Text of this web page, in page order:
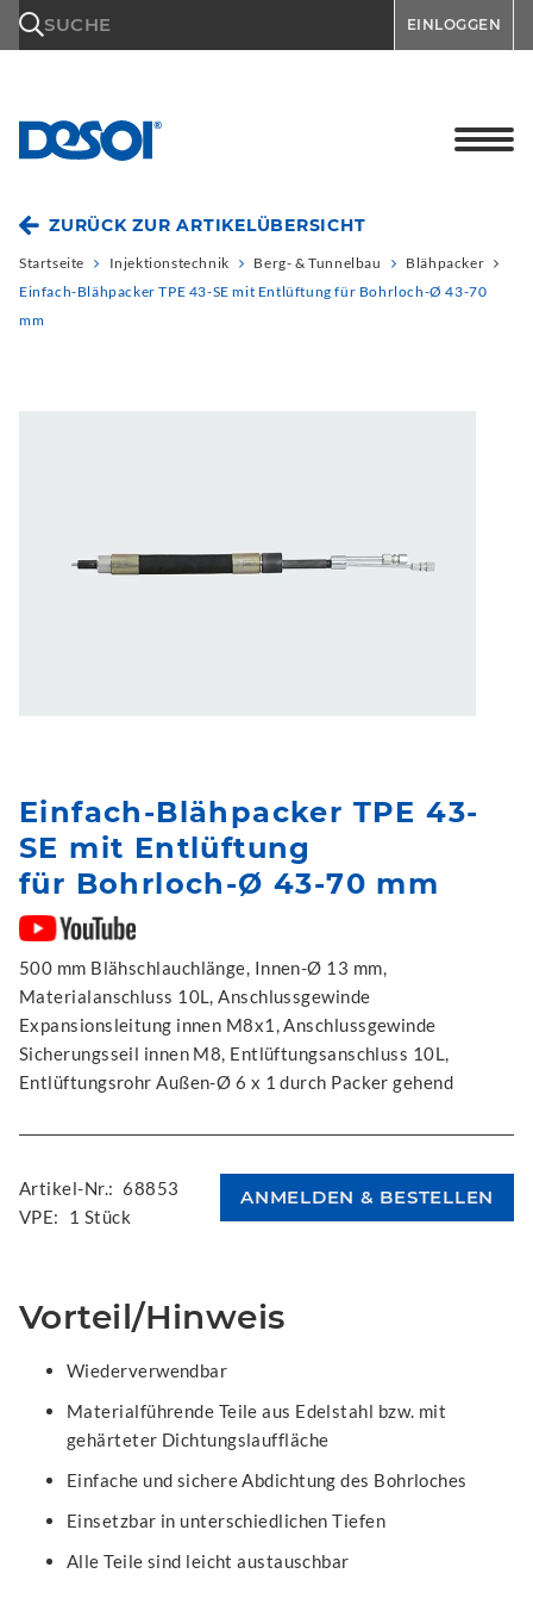
SUCHE EINLOGGEN
ZURÜCK ZUR ARTIKELÜBERSICHT
Startseite Injektionstechnik Berg- & Tunnelbau
Blähpacker
Einfach-Blähpacker TPE 43-SE mit Entlüftung für Bohrloch-Ø 43-70
mm
Einfach-Blähpacker TPE 43-
SE mit Entlüftung
für Bohrloch-Ø 43-70 mm
500 mm Blähschlauchlänge, Innen-Ø 13 mm,
Materialanschluss 10L, Anschlussgewinde
Expansionsleitung innen M8x1, Anschlussgewinde
Sicherungsseil innen M8, Entlüftungsanschluss 10L,
Entlüftungsrohr Außen-Ø 6 x 1 durch Packer gehend
Artikel-Nr.: 68853
VPE:
1 Stück
Vorteil/Hinweis
Wiederverwendbar
Materialführende Teile aus Edelstahl bzw. mit
gehärteter Dichtungslauffläche
Einfache und sichere Abdichtung des Bohrloches
Einsetzbar in unterschiedlichen Tiefen
Alle Teile sind leicht austauschbar